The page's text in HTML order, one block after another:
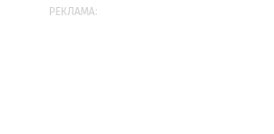
РЕКЛАМА: